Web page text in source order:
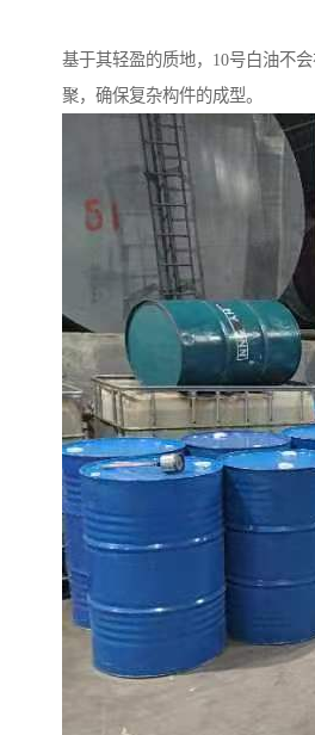
基于其轻盈的质地，10号白油不
聚，确保复杂构件的成型。